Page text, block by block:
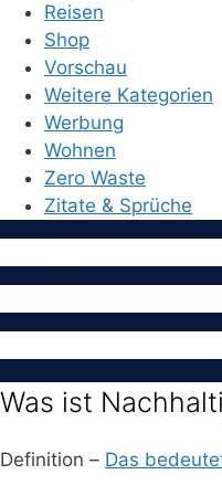
Reisen
Shop
Vorschau
Weitere Kategorien
Werbung
Wohnen
Zero Waste
Zitate & Sprüche
Was ist
Definition – Das